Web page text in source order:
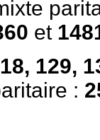
et
18, 129,
: